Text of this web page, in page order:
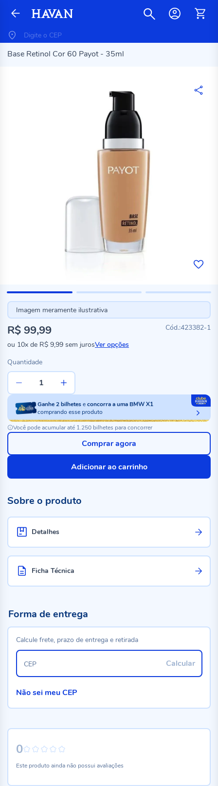
Base Retinol Cor 60 Payot - 35ml
Imagem meramente ilustrativa
423382-1
R$ 99,99
ou 10x de R$ 9,99 sem jurosVer opções
Quantidade
Ganhe2bilheteseconcorra a uma BMW X1
comprando esse produto
Você pode acumular até 1.250 bilhetes para concorrer
Adicionar ao carrinho
Comprar agora
Sobre o produto
Detalhes
Ficha Técnica
0
Este produto ainda não possui avaliações
Forma de entrega
Calcule frete, prazo de entrega e retirada
Calcular
CEP
Não sei meu CEP